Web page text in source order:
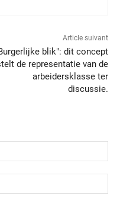
Article suivant
blik": dit concept
de representatie van de
arbeidersklasse ter
discussie.
:*
:*